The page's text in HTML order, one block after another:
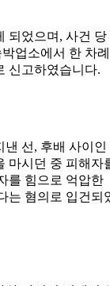
되었으며, 사건 당
업소에서 한 차례
신고하였습니다.
선, 후배 사이인
마시던 중 피해자
를 힘으로 억압한
는 혐의로 입건되